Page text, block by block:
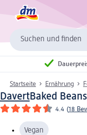
Suchen und finden
Startseite Ernährung
DavertBaked
4.4 (18
Vegan